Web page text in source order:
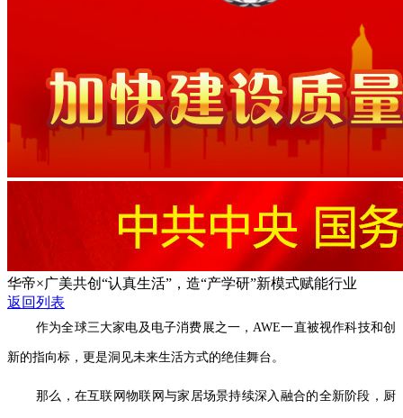
华帝×广美共创“认真生活”，造“产学研”新模式赋能行业
返回列表
作为全球三大家电及电子消费展之一，AWE一直被视作科技和创
新的指向标，更是洞见未来生活方式的绝佳舞台。
那么，在互联网物联网与家居场景持续深入融合的全新阶段，厨